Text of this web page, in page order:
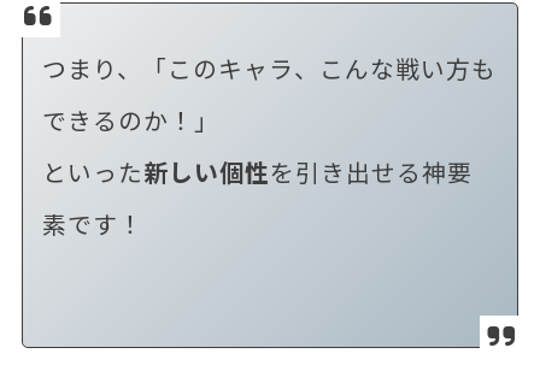
つまり、「このキャラ、こんな戦い方も
できるのか！」
といった新しい個性を引き出せる神要
素です！